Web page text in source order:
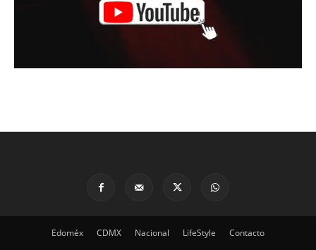
Edoméx CDMX Nacional LifeStyle Contacto